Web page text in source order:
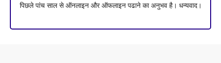
पिछले पांच साल से ऑनलाइन और ऑफलाइन पढाने का अनुभव है। धन्यवाद।